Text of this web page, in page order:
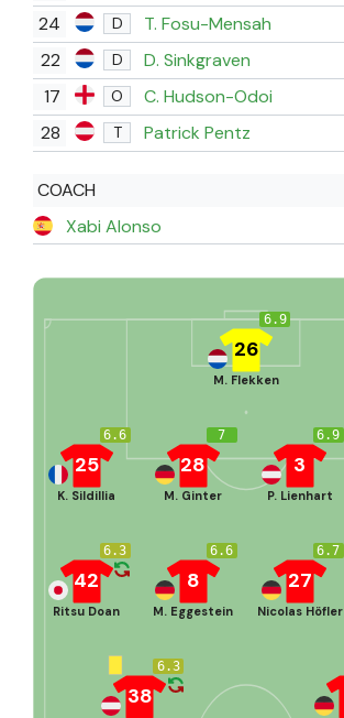
24
D
T. Fosu-Mensah
22
D
D. Sinkgraven
17
O
C. Hudson-Odoi
28
T Patrick Pentz
COACH
Xabi Alonso
6.9
26
M. Flekken
6.9
3
P. Lienhart
7
28
M. Ginter
6.6
25
K. Sildillia
6.7
27
Nicolas Höfler
6.6
8
M. Eggestein
6.3
42
Ritsu Doan
6.3
38